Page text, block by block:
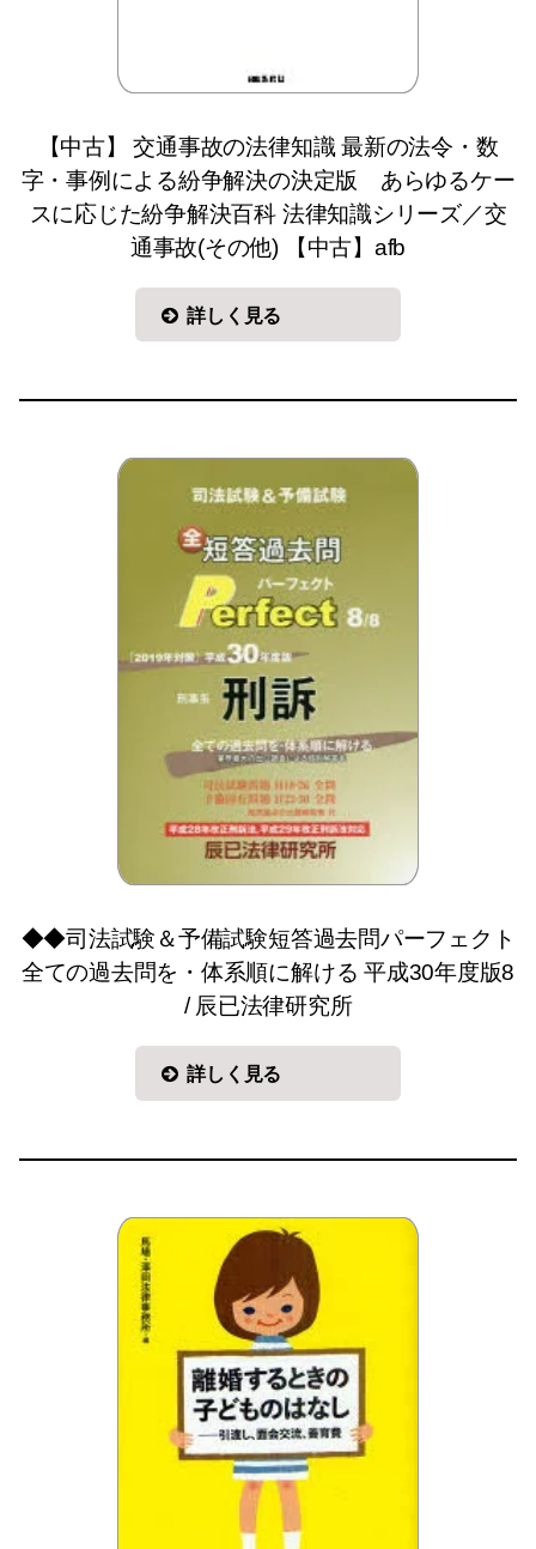
【中古】 交通事故の法律知識 最新の法令・数
字・事例による紛争解決の決定版 あらゆるケー
スに応じた紛争解決百科 法律知識シリーズ／交
通事故(その他) 【中古】afb
詳しく見る
◆◆司法試験＆予備試験短答過去問パーフェクト
全ての過去問を・体系順に解ける 平成30年度版8
/ 辰已法律研究所
詳しく見る